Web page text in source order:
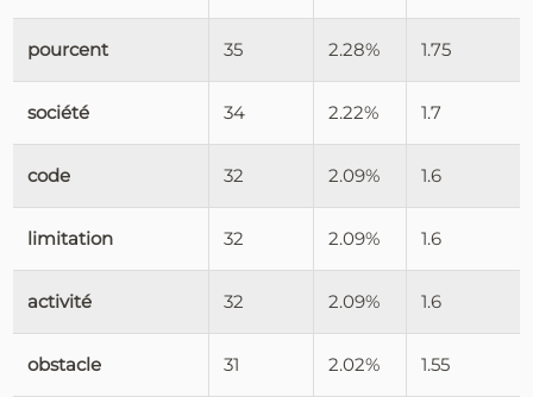
pourcent 35 2.28% 1.75
société 34 2.22% 1.7
code 32 2.09% 1.6
limitation 32 2.09% 1.6
activité 32 2.09% 1.6
obstacle 31 2.02% 1.55